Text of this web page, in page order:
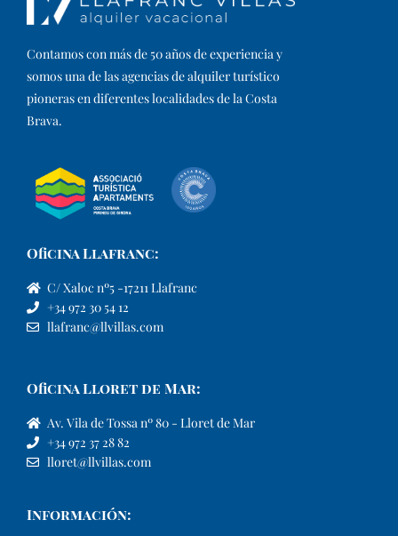
Contamos con más de 50 años de experiencia y
somos una de las agencias de alquiler turístico
pioneras en diferentes localidades de la Costa
Brava.​
Oficina Llafranc:
C/ Xaloc nº5 -17211 Llafranc
+34 972 30 54 12
llafranc@llvillas.com
Oficina Lloret de Mar:
Av. Vila de Tossa nº 80 - Lloret de Mar
+34 972 37 28 82
lloret@llvillas.com
Información: